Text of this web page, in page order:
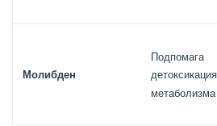
Молибден
Подпомага
метаболизма